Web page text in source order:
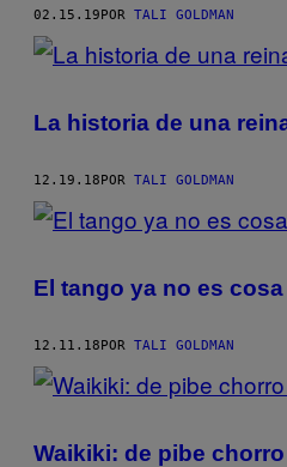
02.15.19POR TALI GOLDMAN
La historia de una
12.19.18POR TALI GOLDMAN
El tango ya no es
12.11.18POR TALI GOLDMAN
Waikiki: de pibe